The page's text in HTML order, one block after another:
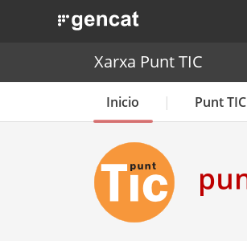
. Obre en una nova finestra.
Xarxa Punt TIC
Inicio Punt TIC